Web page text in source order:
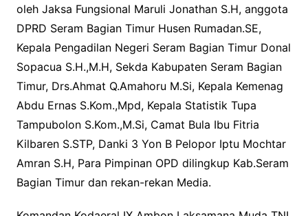
oleh Jaksa Fungsional Maruli Jonathan S.H, anggota
DPRD Seram Bagian Timur Husen Rumadan.SE,
Kepala Pengadilan Negeri Seram Bagian Timur Donal
Sopacua S.H.,M.H, Sekda Kabupaten Seram Bagian
Timur, Drs.Ahmat Q.Amahoru M.Si, Kepala Kemenag
Abdu Ernas S.Kom.,Mpd, Kepala Statistik Tupa
Tampubolon S.Kom.,M.Si, Camat Bula Ibu Fitria
Kilbaren S.STP, Danki 3 Yon B Pelopor Iptu Mochtar
Amran S.H, Para Pimpinan OPD dilingkup Kab.Seram
Bagian Timur dan rekan-rekan Media.